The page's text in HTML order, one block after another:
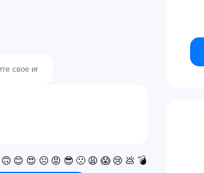
🙃 😊 😍 😐 😡 😎 🙁 😩 😱 😢 💩 💣